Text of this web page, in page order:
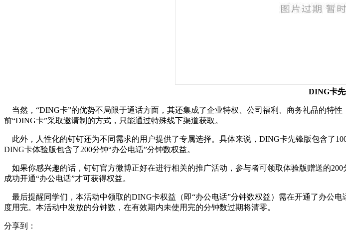
DING卡
当然，“DING卡”的优势不局限于通话方面，其还集成了企业特权、公司福利、商务礼品的特
前“DING卡”采取邀请制的方式，只能通过特殊线下渠道获取。
此外，人性化的钉钉还为不同需求的用户提供了专属选择。具体来说，DING卡先锋版包含了
DING卡体验版包含了200分钟“办公电话”分钟数权益。
如果你感兴趣的话，钉钉官方微博正好在进行相关的推广活动，参与者可领取体验版赠送的
成功开通“办公电话”才可获得权益。
最后提醒同学们，本活动中领取的DING卡权益（即“办公电话”分钟数权益）需在开通了办公
度用完。本活动中发放的分钟数，在有效期内未使用完的分钟数过期将清零。
分享到：